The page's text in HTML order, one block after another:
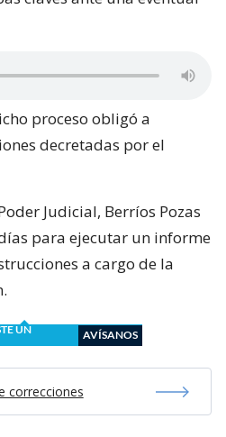
proceso obligó a
decretadas por el
Judicial, Berríos Pozas
para ejecutar un informe
a cargo de la
UN
AVÍSANOS
correcciones